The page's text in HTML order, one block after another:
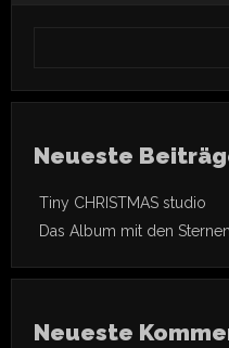
Neueste
Tiny CHRISTMAS studio
Das Album mit den
Neueste